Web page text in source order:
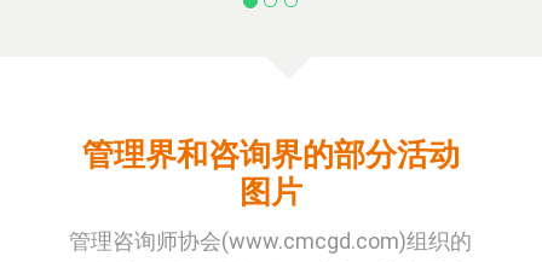
管理界和咨询界的部分活动
图片
管理咨询师协会(www.cmcgd.com)组织的